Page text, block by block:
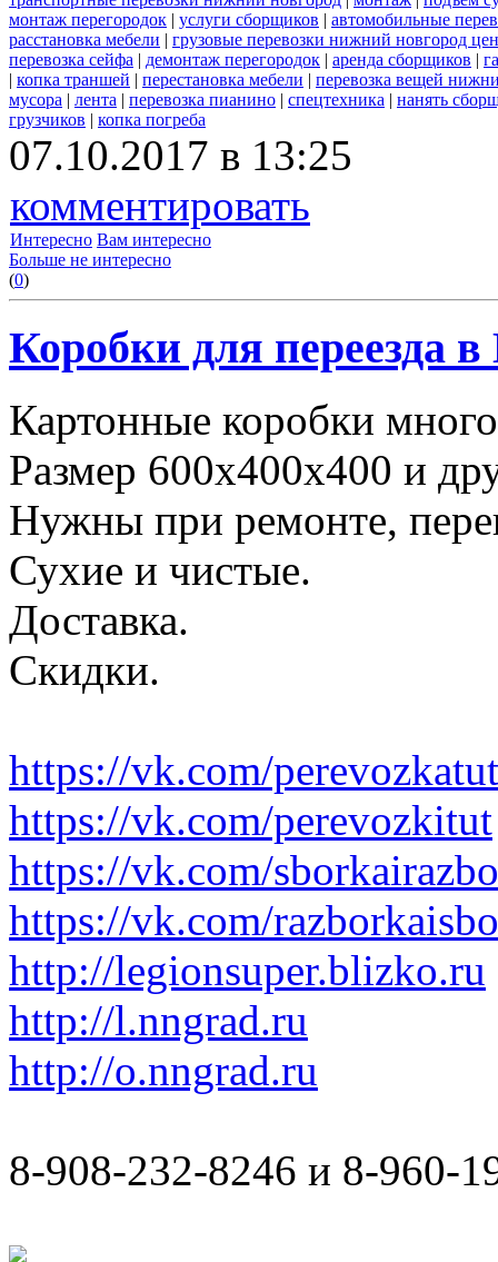
монтаж перегородок | услуги сборщиков | автомобильные
расстановка мебели | грузовые перевозки нижний новгород
перевозка сейфа | демонтаж перегородок | аренда сборщиков |
| копка траншей | перестановка мебели | перевозка вещей
мусора | лента | перевозка пианино | спецтехника | нанять
грузчиков | копка погреба
07.10.2017 в 13:25
комментировать
Интересно Вам интересно
Больше не интересно
(0)
Коробки для переезда
Картонные коробки
Размер 600х400х400 и
Нужны при ремонте,
Сухие и чистые.
Доставка.
Скидки.
https://vk.com/perevozkatut
https://vk.com/perevozkitut
https://vk.com/
https://vk.com/
http://legionsuper.blizko.ru
http://l.nngrad.ru
http://o.nngrad.ru
8-908-232-8246 и 8-960-